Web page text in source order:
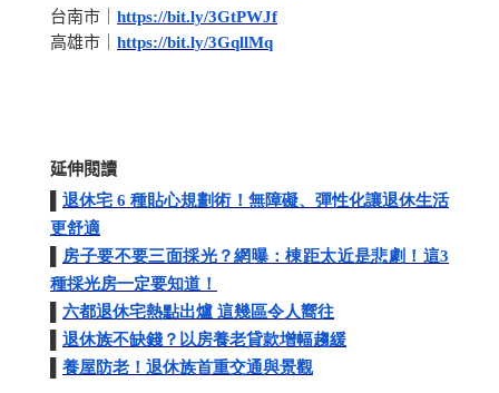
台南市｜ https://bit.ly/3GtPWJf
高雄市｜ https://bit.ly/3GqllMq
延伸閱讀
退休宅 6 種貼心規劃術！無障礙、彈性化讓退休生活
更舒適
房子要不要三面採光？網曝：棟距太近是悲劇！這3
種採光房一定要知道！
六都退休宅熱點出爐 這幾區令人嚮往
退休族不缺錢？以房養老貸款增幅趨緩
養屋防老！退休族首重交通與景觀